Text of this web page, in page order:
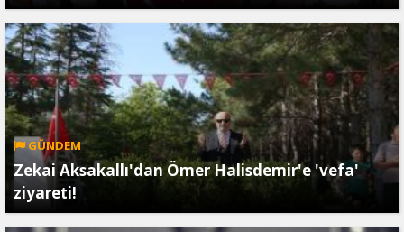
GÜNDEM
Zekai Aksakallı'dan Ömer Halisdemir'e 'vefa'
ziyareti!